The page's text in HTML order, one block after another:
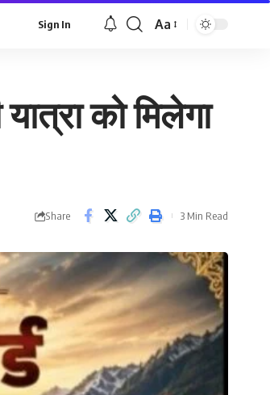
Sign In
Font
Aa
को मिलेगा
Share 3 Min Read